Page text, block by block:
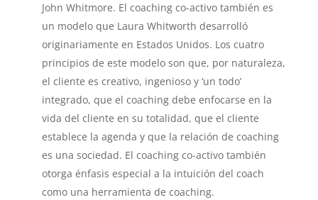
John Whitmore. El coaching co-activo también es
un modelo que Laura Whitworth desarrolló
originariamente en Estados Unidos. Los cuatro
principios de este modelo son que, por naturaleza,
el cliente es creativo, ingenioso y ‘un todo’
integrado, que el coaching debe enfocarse en la
vida del cliente en su totalidad, que el cliente
establece la agenda y que la relación de coaching
es una sociedad. El coaching co-activo también
otorga énfasis especial a la intuición del coach
como una herramienta de coaching.